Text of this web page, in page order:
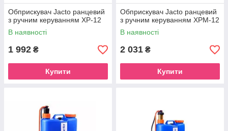
Обприскувач Jacto ранцевий
з ручним керуванням ХР-12
В наявності
1 992 ₴
Купити
Обприскувач Jacto ранцевий
з ручним керуванням XPM-12
В наявності
2 031 ₴
Купити